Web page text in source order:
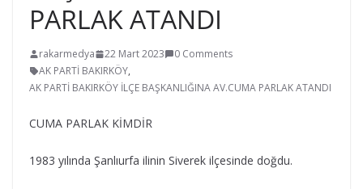
PARLAK ATANDI
rakarmedya 22 Mart 2023
0 Comments
AK PARTİ BAKIRKÖY,
AK PARTİ BAKIRKÖY İLÇE BAŞKANLIĞINA AV.CUMA PARLAK ATANDI
CUMA PARLAK KİMDİR
1983 yılında Şanlıurfa ilinin Siverek ilçesinde doğdu.